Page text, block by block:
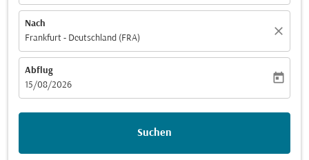
Nach
Frankfurt - Deutschland (FRA)
close
Abflug
fc-booking-departure-date-aria-label
15/08/2026
today
Suchen